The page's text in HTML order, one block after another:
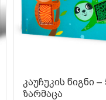
კაუჩუკის წიგნი –
ზარმაცა